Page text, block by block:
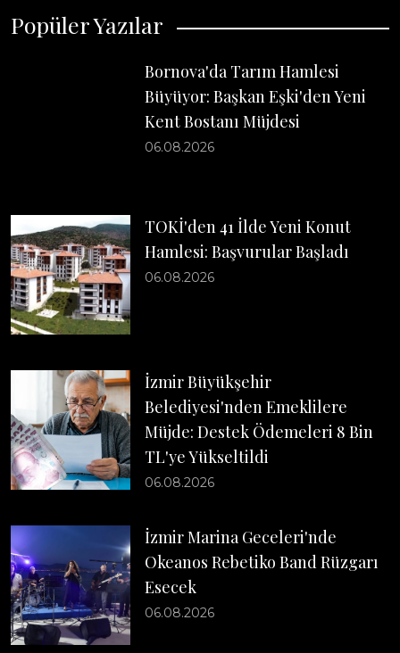
Popüler Yazılar
Bornova'da Tarım Hamlesi
Büyüyor: Başkan Eşki'den Yeni
Kent Bostanı Müjdesi
06.08.2026
TOKİ'den 41 İlde Yeni Konut
Hamlesi: Başvurular Başladı
06.08.2026
İzmir Büyükşehir
Belediyesi'nden Emeklilere
Müjde: Destek Ödemeleri 8 Bin
TL'ye Yükseltildi
06.08.2026
İzmir Marina Geceleri'nde
Okeanos Rebetiko Band Rüzgarı
Esecek
06.08.2026